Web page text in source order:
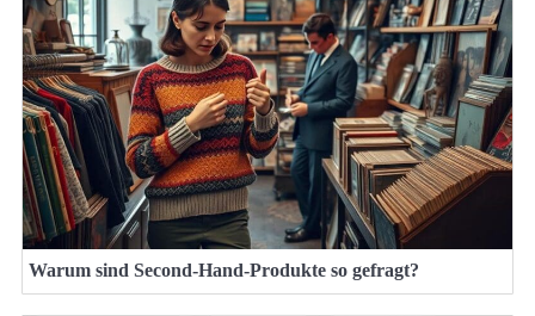
Warum sind Second-Hand-Produkte so gefragt?